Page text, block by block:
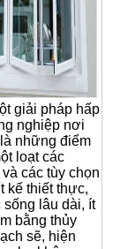
giải pháp hấp
nghiệp nơi
những điểm
loạt các
các tùy chọn
kế thiết thực,
sống lâu dài, ít
bằng thủy
sẽ, hiện